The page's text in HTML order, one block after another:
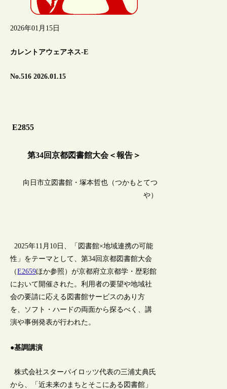
2026年01月15日
カレントアウェアネス-E
No.516 2026.01.15
E2855
第34回京都図書館大会＜報告＞
向日市立図書館・塚本哲也（つかもとてつ
や）
2025年11月10日、「図書館×地域連携の可能
性」をテーマとして、第34回京都図書館大会
（E2659ほか参照）が京都府立京都学・歴彩館
において開催された。利用者の要望や地域社
会の要請に応える図書館サービスのあり方
を、ソフト・ハードの両面から探るべく、講
演や事例発表が行われた。
●基調講演
株式会社スターパイロッツ代表の三浦丈典氏
から、「近未来のまちとそこにある図書館」